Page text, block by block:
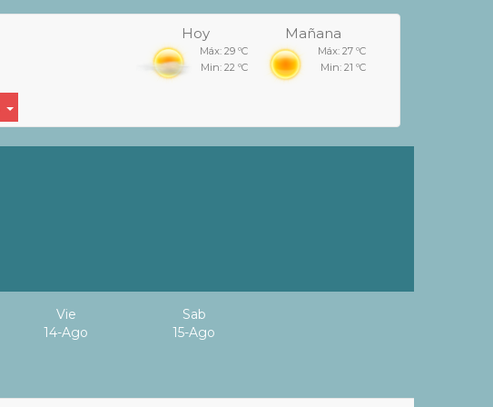
Hoy
Máx: 29 ºC
Min: 22 ºC
Mañana
Máx: 27 ºC
Min: 21 ºC
Vie
14-Ago
Sab
15-Ago